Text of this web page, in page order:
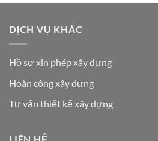
DỊCH VỤ KHÁC
Hồ sơ xin phép xây dựng
Hoàn công xây dựng
Tư vấn thiết kế xây dựng